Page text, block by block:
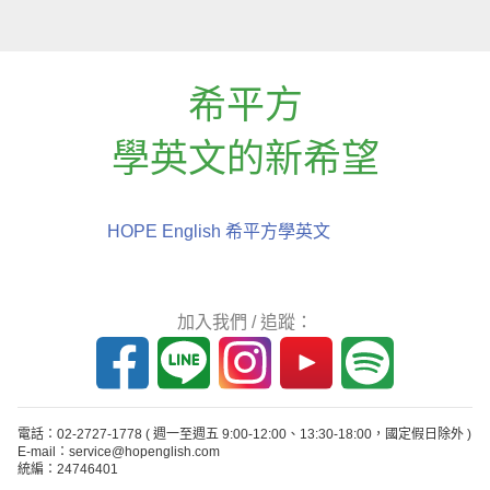
希平方
學英文的新希望
HOPE English 希平方學英文
加入我們 / 追蹤：
電話：02-2727-1778 ( 週一至週五 9:00-12:00、13:30-18:00，國定假日除外 )
E-mail：service@hopenglish.com
統編：24746401